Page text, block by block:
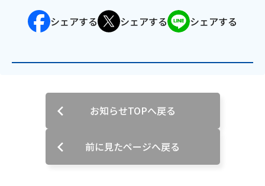
サイトマップ
放送基準
安全・安心マーク
安全・安心ガイド
放送番組審議会議事録
シェアする シェアする シェアする
お知らせTOPへ戻る
前に見たページへ戻る